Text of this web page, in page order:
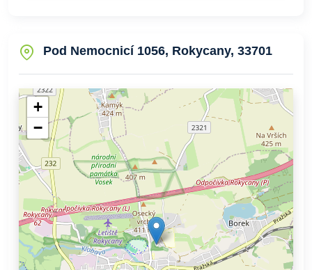
Pod Nemocnicí 1056, Rokycany, 33701
+
−